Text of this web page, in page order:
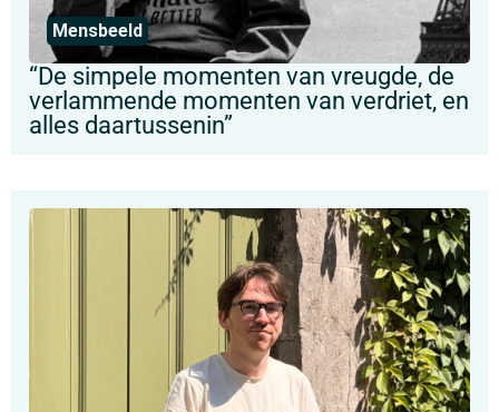
Mensbeeld
“De simpele momenten van vreugde, de
verlammende momenten van verdriet, en
alles daartussenin”